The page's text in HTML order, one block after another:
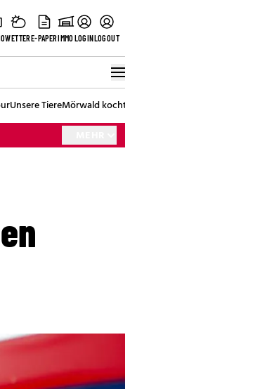
WETTERE-PAPERIMMOLOGINLOGOUT
Unsere TiereMörwald kocht